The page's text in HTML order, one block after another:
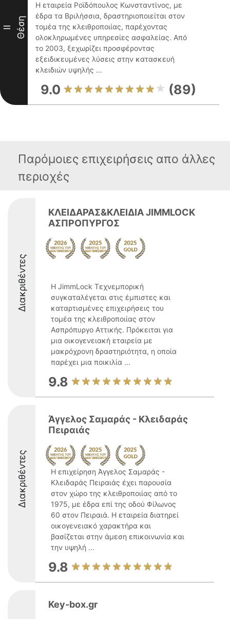
II Θέση
Η εταιρεία Ροϊδόπουλος Κωνσταντίνος, με
έδρα τα Βριλήσσια, δραστηριοποιείται στον
τομέα της κλειθροποιίας, παρέχοντας
ολοκληρωμένες υπηρεσίες ασφαλείας. Από
το 2003, ξεχωρίζει προσφέροντας
εξειδικευμένες λύσεις στην κατασκευή
κλειδιών υψηλής ...
9.0 (89)
Παρόμοιες επιχειρήσεις απο άλλες
περιοχές
Διακριθέντες
ΚΛΕΙΔΑΡΑΣ&ΚΛΕΙΔΙΑ JIMMLOCK
ΑΣΠΡΟΠΥΡΓΟΣ
Η JimmLock Τεχνεμπορική
συγκαταλέγεται στις έμπιστες και
καταρτισμένες επιχειρήσεις του
τομέα της κλειθροποιίας στον
Ασπρόπυργο Αττικής. Πρόκειται για
μια οικογενειακή εταιρεία με
μακρόχρονη δραστηριότητα, η οποία
παρέχει μια ποικιλία ...
9.8
Διακριθέντες
Άγγελος Σαμαράς - Κλειδαράς
Πειραιάς
Η επιχείρηση Άγγελος Σαμαράς -
Κλειδαράς Πειραιάς έχει παρουσία
στον χώρο της κλειθροποιίας από το
1975, με έδρα επί της οδού Φίλωνος
60 στον Πειραιά. Η εταιρεία διατηρεί
οικογενειακό χαρακτήρα και
βασίζεται στην άμεση επικοινωνία και
την υψηλή ...
9.8
Key-box.gr